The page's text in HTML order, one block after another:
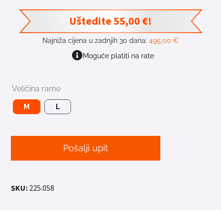
Uštedite55,00€!
Najniža cijena u zadnjih 30 dana: 495,00 €
Moguće platiti na rate
Veličina rame
M L
Pošalji upit
SKU:225.058